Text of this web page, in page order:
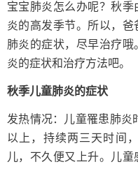
宝宝肺炎怎么办呢？秋
炎的高发季节。所以，
肺炎的症状，尽早治疗
炎的症状和治疗方法吧。
秋季儿童肺炎的症状
发热情况：儿童罹患肺
以上，持续两三天时间
儿，不久便又上升。儿